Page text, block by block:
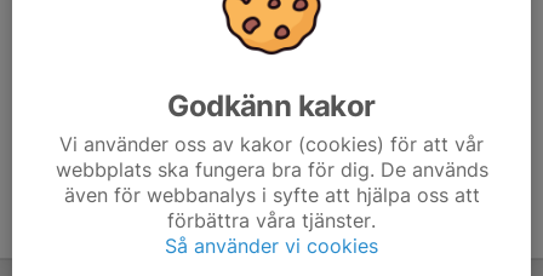
Medlemmar från andra klubbar är välkomna, kom helst i
era respektive klubbkläder.
Godkänn kakor
Vi använder oss av kakor (cookies) för att vår
webbplats ska fungera bra för dig. De används
även för webbanalys i syfte att hjälpa oss att
förbättra våra tjänster.
Så använder vi cookies